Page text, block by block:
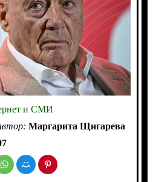
и СМИ
Маргарита Щигарева